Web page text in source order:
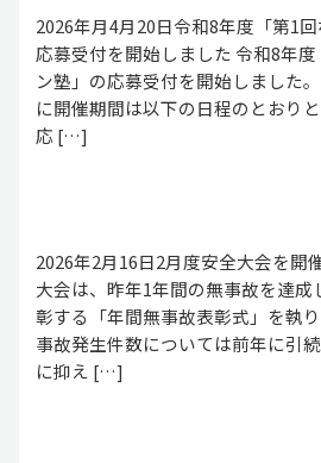
2026年月4月20日令和8年度「第1
応募受付を開始しました 令和8年
ン塾」の応募受付を開始しました
に開催期間は以下の日程のとおり
応 […]
2026年2月16日2月度安全大会を開
大会は、昨年1年間の無事故を達成
彰する「年間無事故表彰式」を執
事故発生件数については前年に引
に抑え […]